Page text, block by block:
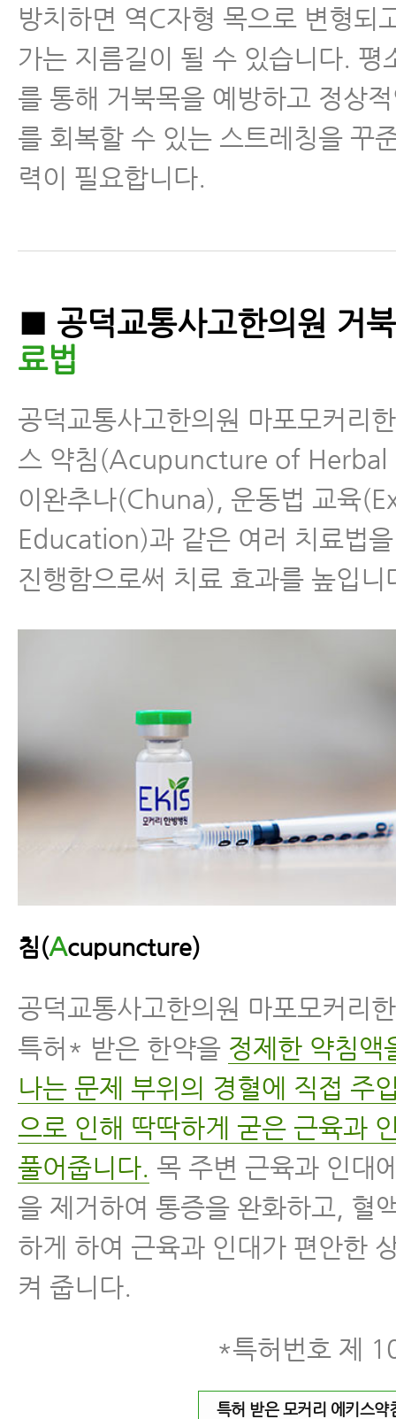
방치하면 역C자형 목으로 변형되
가는 지름길이 될 수 있습니다. 평
를 통해 거북목을 예방하고 정상
를 회복할 수 있는 스트레칭을 꾸
력이 필요합니다.
■ 공덕교통사고한의원 거
료법
공덕교통사고한의원 마포모커리
스 약침(Acupuncture of
이완추나(Chuna), 운동법 교육
Education)과 같은 여러 치료법
진행함으로써 치료 효과를 높입니
침(Acupuncture)
공덕교통사고한의원 마포모커리
특허* 받은 한약을 정제한 약침액
나는 문제 부위의 경혈에 직접 주
으로 인해 딱딱하게 굳은 근육과
풀어줍니다. 목 주변 근육과 인대
을 제거하여 통증을 완화하고, 혈
하게 하여 근육과 인대가 편안한
켜 줍니다.
*특허번호 제
특허 받은 모커리 에키스